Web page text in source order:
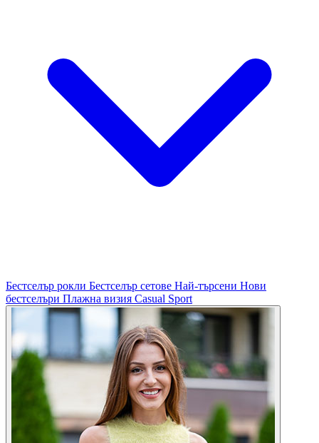
Бестселър рокли Бестселър сетове Най-търсени Нови
бестселъри Плажна визия Casual Sport